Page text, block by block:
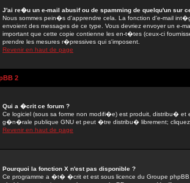
J'ai re�u un e-mail abusif ou de spamming de quelqu'un sur
Nous sommes pein�s d'apprendre cela. La fonction d'e-mail
envoient des messages de ce type. Vous devriez envoyer un e-
important que cette copie contienne les en-t�tes (ceux-ci
prendre les mesures r�pressives qui s'imposent.
Revenir en haut de page
2
Qui a �crit ce forum ?
Ce logiciel (sous sa forme non modifi�e) est produit, distribu� et
g�n�rale publique GNU et peut �tre distribu� librement;
Revenir en haut de page
Pourquoi la fonction X n'est pas disponible ?
Ce programme a �t� �crit et est sous licence du Groupe